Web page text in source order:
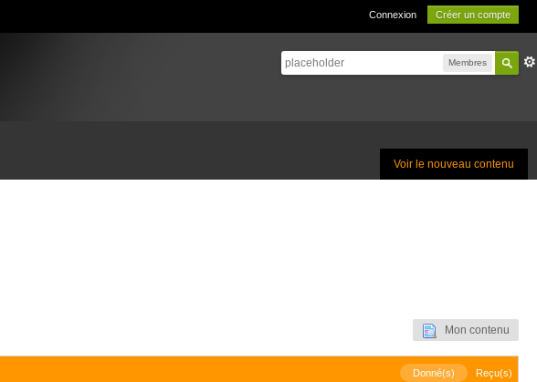
Connexion Créer un compte
Membres
Voir le nouveau contenu
Mon contenu
Donné(s) Reçu(s)